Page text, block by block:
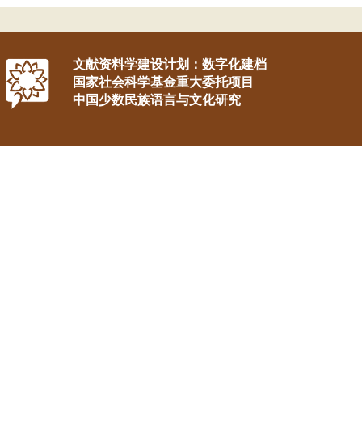
文献资料学建设计划：数字化建档
国家社会科学基金重大委托项目
中国少数民族语言与文化研究